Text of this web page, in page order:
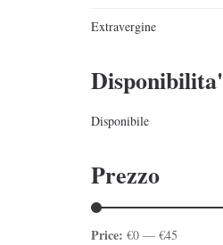
Extravergine
Disponibilita'
Disponibile
Prezzo
Price: €0 — €45